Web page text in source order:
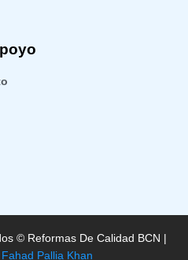
© Reformas De Calidad BCN |
Fahad Pallia Khan